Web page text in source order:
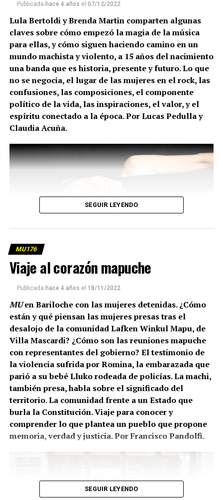
Publicada hace 4 años el 07/12/2022
Lula Bertoldi y Brenda Martin comparten algunas
claves sobre cómo empezó la magia de la música
para ellas, y cómo siguen haciendo camino en un
mundo machista y violento, a 15 años del nacimiento
una banda que es historia, presente y futuro. Lo que
no se negocia, el lugar de las mujeres en el rock, las
confusiones, las composiciones, el componente
político de la vida, las inspiraciones, el valor, y el
espíritu conectado a la época. Por Lucas Pedullay
Claudia Acuña.
Foto: Marieta Vazquez
SEGUIR LEYENDO
MU176
Viaje al corazón mapuche
Publicada hace 4 años el 18/11/2022
MUen Bariloche con las mujeres detenidas. ¿Cómo
están y qué piensan las mujeres presas tras el
desalojo de la comunidad Lafken Winkul Mapu, de
Villa Mascardi? ¿Cómo son las reuniones mapuche
con representantes del gobierno? El testimonio de
la violencia sufrida por Romina, la embarazada que
parió a su bebé Lluko rodeada de policías. La machi,
también presa, habla sobre el significado del
territorio. La comunidad frente a un Estado que
burla la Constitución. Viaje para conocer y
comprender lo que plantea un pueblo que propone
memoria, verdad y justicia. Por Francisco Pandolfi.
SEGUIR LEYENDO